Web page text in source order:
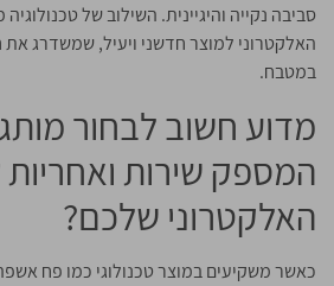
סביבה נקייה והיגיינית. השילוב של
האלקטרוני למוצר חדשני ויעיל, שמשדרג את
במטבח.
מדוע חשוב לבחור
המספק שירות
האלקטרוני שלכם?
כאשר משקיעים במוצר טכנולוגי כמו פח